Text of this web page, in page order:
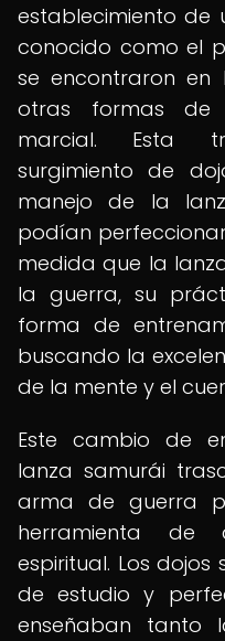
establecimiento de
conocido como el
se encontraron
otras formas de
marcial. Esta
surgimiento de
manejo de la
podían
medida que la
la guerra, su
forma de
buscando la
de la mente y el
Este cambio de
lanza samurái
arma de guerra
herramienta de
espiritual. Los dojos
de estudio y
enseñaban tanto